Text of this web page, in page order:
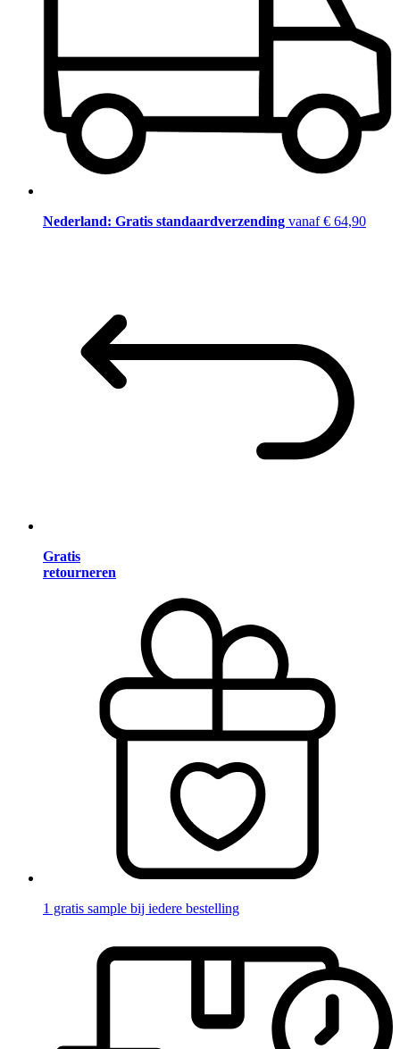
Nederland: Gratis standaardverzending vanaf € 64,90
Gratis
retourneren
1 gratis sample bij iedere bestelling